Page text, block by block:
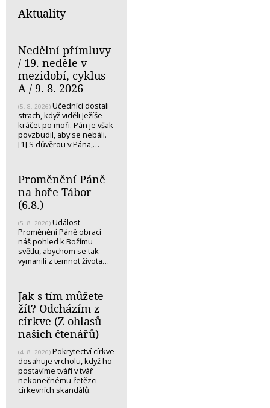
Aktuality
Nedělní přímluvy
/ 19. neděle v
mezidobí, cyklus
A / 9. 8. 2026
(5. 8. 2026) Učedníci dostali
strach, když viděli Ježíše
kráčet po moři. Pán je však
povzbudil, aby se nebáli.
[1] S důvěrou v Pána,…
Proměnění Páně
na hoře Tábor
(6.8.)
(5. 8. 2026) Událost
Proměnění Páně obrací
náš pohled k Božímu
světlu, abychom se tak
vymanili z temnot života…
Jak s tím můžete
žít? Odcházím z
církve (Z ohlasů
našich čtenářů)
(4. 8. 2026) Pokrytectví církve
dosahuje vrcholu, když ho
postavíme tváří v tvář
nekonečnému řetězci
církevních skandálů.